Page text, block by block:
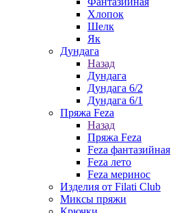
Хлопок
Шелк
Як
Дундага
Назад
Дундага
Дундага 6/2
Дундага 6/1
Пряжа Feza
Назад
Пряжа Feza
Feza фантазийная
Feza лето
Feza меринос
Изделия от Filati Club
Миксы пряжи